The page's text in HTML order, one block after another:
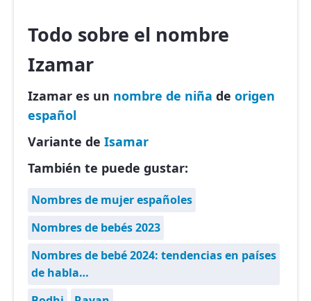
Todo sobre el nombre
Izamar
Izamar es un nombre de niña de origen
español
Variante de Isamar
También te puede gustar:
Nombres de mujer españoles
Nombres de bebés 2023
Nombres de bebé 2024: tendencias en países
de habla…